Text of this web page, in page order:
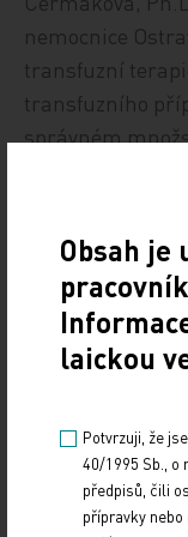
nemocnice
transfuzní
transfuzního
správném
konkrétního
celého
začíná obvykle
polovinu svého
erytrocytů a při
přichází v
být k dispozici
odděleních, a
Obsah je
laickou
Potvrzuji, že
40/1995 Sb., o
předpisů, čili
přípravky